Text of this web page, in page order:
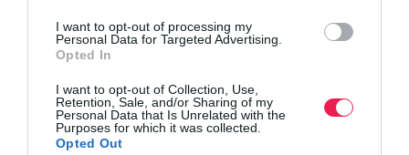
I want to opt-out of processing my
Personal Data for Targeted Advertising.
Opted In
I want to opt-out of Collection, Use,
Retention, Sale, and/or Sharing of my
Personal Data that Is Unrelated with the
Purposes for which it was collected.
Opted Out